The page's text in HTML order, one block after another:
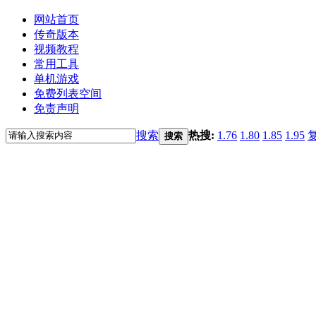
网站首页
传奇版本
视频教程
常用工具
单机游戏
免费列表空间
免责声明
搜索 搜索 热搜: 1.76 1.80 1.85 1.95